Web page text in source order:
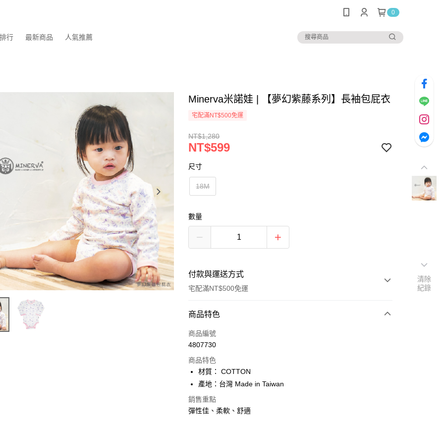
0
行 最新商品 人氣推薦
Minerva米諾娃 | 【夢幻紫藤系列】長袖包屁衣
宅配滿NT$500免運
NT$1,280
NT$599
尺寸
18M
數量
付款與運送方式
宅配滿NT$500免運
付款方式
信用卡一次付款
Apple Pay
街口支付
悠遊付
商品特色
商品編號
4807730
商品特色
材質： COTTON
產地：台灣 Made in Taiwan
銷售重點
彈性佳、柔軟、舒適
清除
紀錄